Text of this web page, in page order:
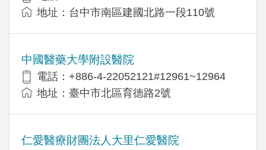
地址：台中市南區建國北路一段110號
中國醫藥大學附設醫院
電話：+886-4-22052121#12961~12964
地址：臺中市北區育德路2號
仁愛醫療財團法人大里仁愛醫院